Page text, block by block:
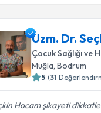
Uzm. Dr.
Çocuk Sağlığı ve
Muğla , Bodrum
5 (31
Hocam şikayeti